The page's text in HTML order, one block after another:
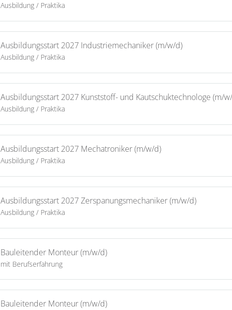
Ausbildung / Praktika
Ausbildungsstart 2027 Industriemechaniker (m/w/d)
Ausbildung / Praktika
Ausbildungsstart 2027 Kunststoff- und Kautschuktechnologe (m/
Ausbildung / Praktika
Ausbildungsstart 2027 Mechatroniker (m/w/d)
Ausbildung / Praktika
Ausbildungsstart 2027 Zerspanungsmechaniker (m/w/d)
Ausbildung / Praktika
Bauleitender Monteur (m/w/d)
mit Berufserfahrung
Bauleitender Monteur (m/w/d)